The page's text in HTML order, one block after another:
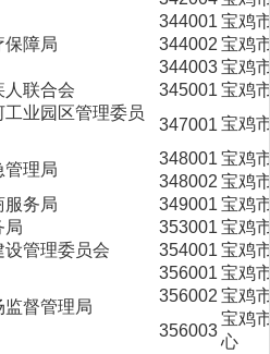
保障局
344001 宝鸡
344002 宝鸡
344003宝鸡
人联合会 345001 宝鸡
业园区管理委员
347001 宝鸡
管理局
348001 宝鸡
348002 宝鸡
服务局 349001 宝鸡
局 353001 宝鸡
管理委员会 354001 宝鸡
督管理局
356001 宝鸡
356002 宝鸡
356003
宝鸡
心